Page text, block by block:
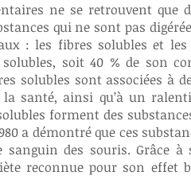
ne se retrouvent que
qui ne sont pas
: les fibres solubles et
solubles, soit 40 % de son
solubles sont associées à
la santé, ainsi qu’à un
forment des
a démontré que ces
sanguin des souris. Grâce
reconnue pour son effet